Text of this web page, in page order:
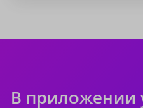
В приложении